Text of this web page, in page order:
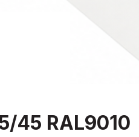
45 RAL9010